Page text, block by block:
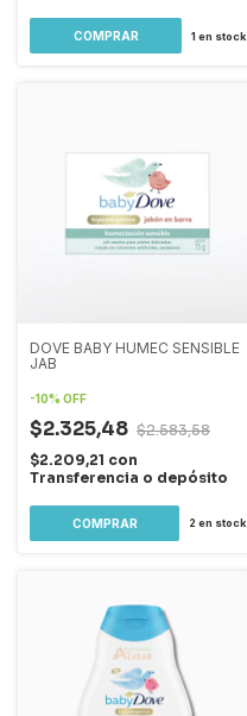
1 en stock
DOVE BABY HUMEC SENSIBLE
JAB
-10% OFF
$2.325,48 $2.583,58
$2.209,21 con
Transferencia o depósito
2 en stock